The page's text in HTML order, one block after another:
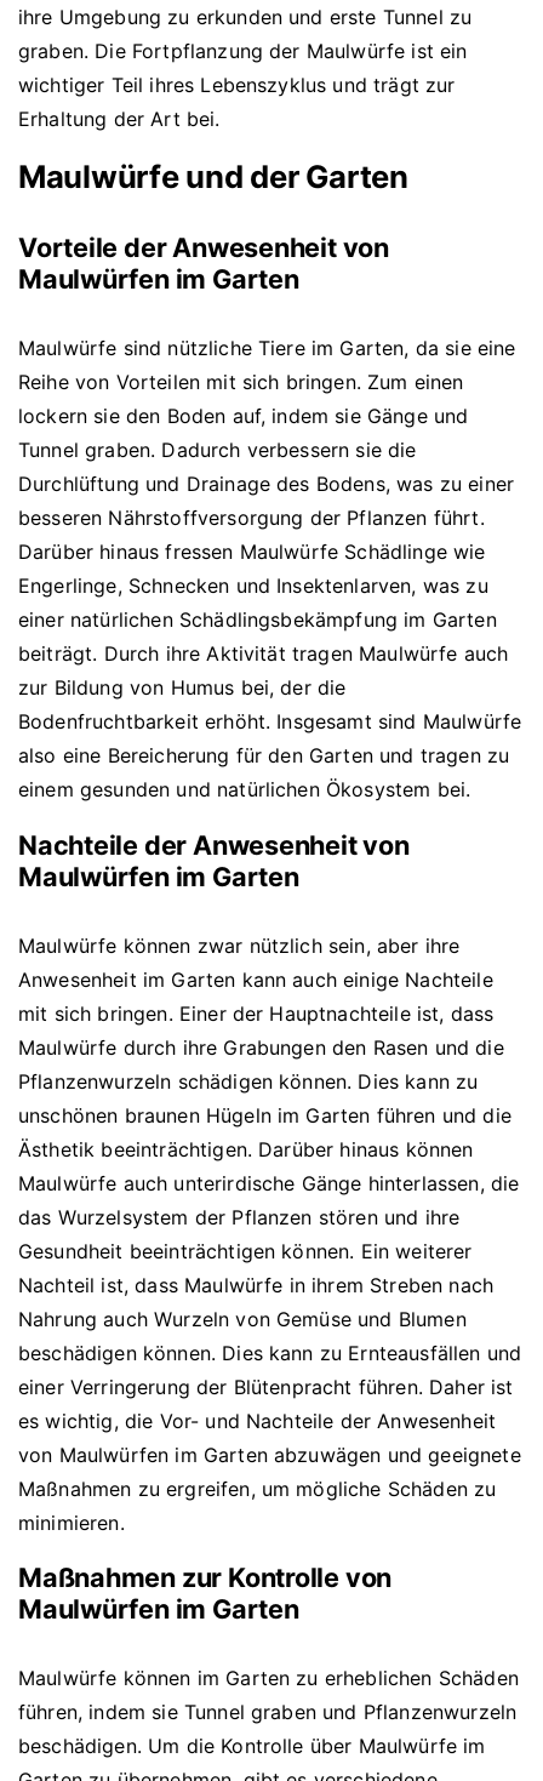
ihre Umgebung zu erkunden und erste Tunnel zu
graben. Die Fortpflanzung der Maulwürfe ist ein
wichtiger Teil ihres Lebenszyklus und trägt zur
Erhaltung der Art bei.
Maulwürfe und der Garten
Vorteile der Anwesenheit von
Maulwürfen im Garten
Maulwürfe sind nützliche Tiere im Garten, da sie eine
Reihe von Vorteilen mit sich bringen. Zum einen
lockern sie den Boden auf, indem sie Gänge und
Tunnel graben. Dadurch verbessern sie die
Durchlüftung und Drainage des Bodens, was zu einer
besseren Nährstoffversorgung der Pflanzen führt.
Darüber hinaus fressen Maulwürfe Schädlinge wie
Engerlinge, Schnecken und Insektenlarven, was zu
einer natürlichen Schädlingsbekämpfung im Garten
beiträgt. Durch ihre Aktivität tragen Maulwürfe auch
zur Bildung von Humus bei, der die
Bodenfruchtbarkeit erhöht. Insgesamt sind Maulwürfe
also eine Bereicherung für den Garten und tragen zu
einem gesunden und natürlichen Ökosystem bei.
Nachteile der Anwesenheit von
Maulwürfen im Garten
Maulwürfe können zwar nützlich sein, aber ihre
Anwesenheit im Garten kann auch einige Nachteile
mit sich bringen. Einer der Hauptnachteile ist, dass
Maulwürfe durch ihre Grabungen den Rasen und die
Pflanzenwurzeln schädigen können. Dies kann zu
unschönen braunen Hügeln im Garten führen und die
Ästhetik beeinträchtigen. Darüber hinaus können
Maulwürfe auch unterirdische Gänge hinterlassen, die
das Wurzelsystem der Pflanzen stören und ihre
Gesundheit beeinträchtigen können. Ein weiterer
Nachteil ist, dass Maulwürfe in ihrem Streben nach
Nahrung auch Wurzeln von Gemüse und Blumen
beschädigen können. Dies kann zu Ernteausfällen und
einer Verringerung der Blütenpracht führen. Daher ist
es wichtig, die Vor- und Nachteile der Anwesenheit
von Maulwürfen im Garten abzuwägen und geeignete
Maßnahmen zu ergreifen, um mögliche Schäden zu
minimieren.
Maßnahmen zur Kontrolle von
Maulwürfen im Garten
Maulwürfe können im Garten zu erheblichen Schäden
führen, indem sie Tunnel graben und Pflanzenwurzeln
beschädigen. Um die Kontrolle über Maulwürfe im